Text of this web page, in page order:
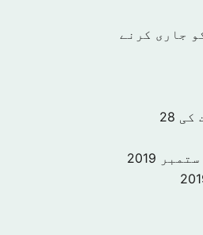
جاری کرنے
کی 28